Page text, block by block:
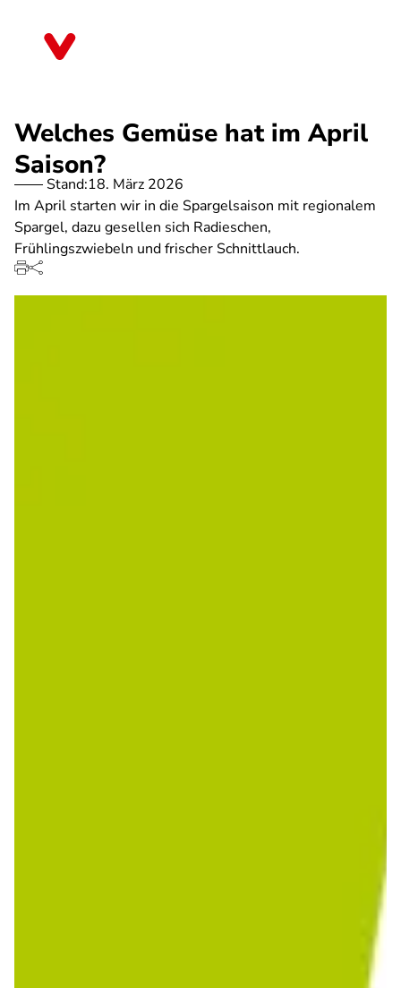
Welches Gemüse hat im April
Saison?
Stand:18. März 2026
Im April starten wir in die Spargelsaison mit regionalem
Spargel, dazu gesellen sich Radieschen,
Frühlingszwiebeln und frischer Schnittlauch.